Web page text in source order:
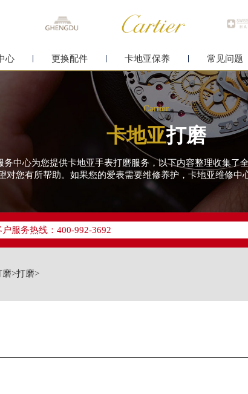
心 更换配件 卡地亚保养 常见问题
Cartier
卡地亚打磨
务中心为您提供卡地亚手表打磨服务，以下内容整理收集了
对您有所帮助。如果您的爱表需要维修养护，卡地亚维修中
优化升级公告
服务热线：400-992-3692
东原中心24层2406B室卡地亚售后服务中心（需提前预约）
磨>打磨>